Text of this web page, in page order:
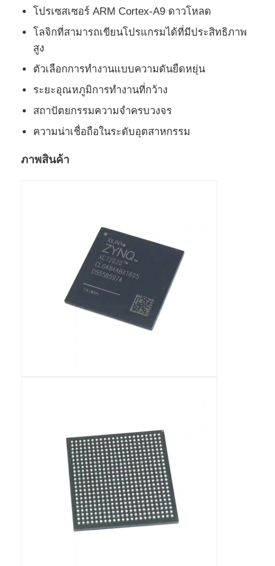
ADC DAC
เครื่องวงจรบูรณาการ RF
ชิ้นส่วนอิเล็กทรอนิกส์
การเขียนโปรแกรม PLC
โมดูล GPS
โซลิดสเตตรีเลย์
เสาอากาศสื่อสาร
โปรเซสเซอร์ ARM Cortex-A9 ดาวโหลด
โลจิกที่สามารถเขียนโปรแกรมได้ที่มีประสิทธิภาพ
สูง
ตัวเลือกการทํางานแบบความดันยืดหยุ่น
ระยะอุณหภูมิการทํางานที่กว้าง
สถาปัตยกรรมความจําครบวงจร
ความน่าเชื่อถือในระดับอุตสาหกรรม
ภาพสินค้า